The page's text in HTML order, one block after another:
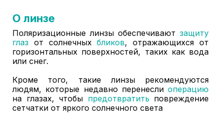
О линзе
Поляризационные линзы обеспечивают защиту
глаз от солнечныхбликов, отражающихся от
горизонтальных поверхностей, таких как вода
или снег.
Кроме того, такие линзы рекомендуются
людям, которые недавно перенесли операцию
на глазах, чтобы предотвратить повреждение
сетчатки от яркого солнечного света